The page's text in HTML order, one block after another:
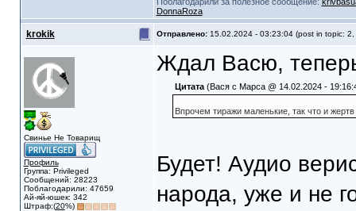
DonnaRoza
krokik Отправлено: 15.02.2024 - 03:23:04 (post in topic: 2,
Свинье Не Товарищ
Профиль
Группа: Privileged
Сообщений: 28223
Поблагодарили: 47659
Ай-яй-юшек: 342
Штраф:(20%)
Ждал Васю,
Цитата(Вася с Марса @ 14.02.2024 -
Впрочем тиражи маленькие, так что и
Будет! Аудио
народа, уже и не